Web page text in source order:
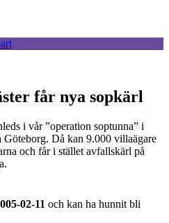
får nya sopkärl
i vår ”operation soptunna” i
Då kan 9.000 villaägare
och får i stället avfallskärl på
02-11 och kan ha hunnit bli